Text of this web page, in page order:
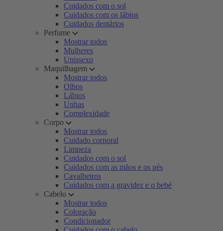
Cuidados com o sol
Cuidados com os lábios
Cuidados dentários
Perfume
Mostrar todos
Mulheres
Unissexo
Maquilhagem
Mostrar todos
Olhos
Lábios
Unhas
Complexidade
Corpo
Mostrar todos
Cuidado corporal
Limpeza
Cuidados com o sol
Cuidados com as mãos e os pés
Cavalheiros
Cuidados com a gravidez e o bebé
Cabelo
Mostrar todos
Coloração
Condicionador